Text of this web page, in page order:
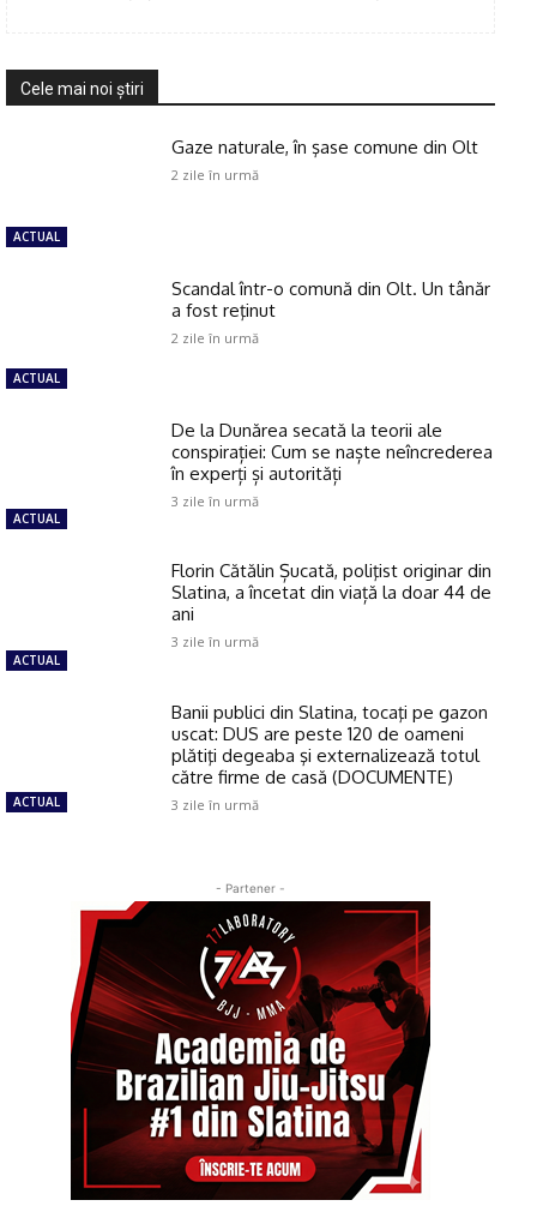
Cele mai noi ştiri
ACTUAL
Gaze naturale, în şase comune din Olt
2 zile în urmă
ACTUAL
Scandal într-o comună din Olt. Un tânăr
a fost reţinut
2 zile în urmă
ACTUAL
De la Dunărea secată la teorii ale
conspirației: Cum se naște neîncrederea
în experți și autorități
3 zile în urmă
ACTUAL
Florin Cătălin Șucată, poliţist originar din
Slatina, a încetat din viață la doar 44 de
ani
3 zile în urmă
ACTUAL
Banii publici din Slatina, tocaţi pe gazon
uscat: DUS are peste 120 de oameni
plătiţi degeaba şi externalizează totul
către firme de casă (DOCUMENTE)
3 zile în urmă
- Partener -